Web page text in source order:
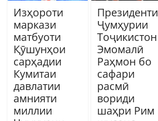
Изҳороти
маркази
матбуоти
Қӯшунҳои
сарҳадии
Кумитаи
давлатии
амнияти
миллии
Президенти
Ҷумҳурии
Тоҷикистон
Эмомалӣ
Раҳмон бо
сафари
расмӣ
вориди
шаҳри Рим